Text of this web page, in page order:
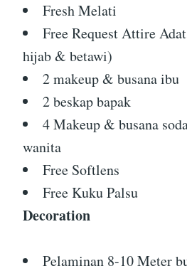
Fresh Melati
Free Request Attire
hijab & betawi)
2 makeup & busana ibu
2 beskap bapak
4 Makeup & busana
wanita
Free Softlens
Free Kuku Palsu
Decoration
Pelaminan 8-10 Meter